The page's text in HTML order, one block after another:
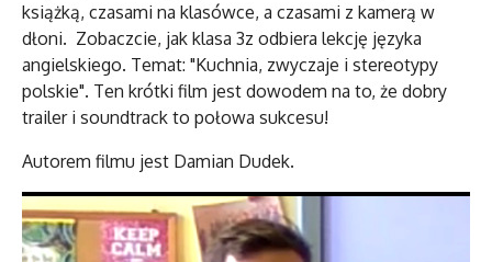
książką, czasami na klasówce, a czasami z kamerą w
dłoni. Zobaczcie, jak klasa 3z odbiera lekcję języka
angielskiego. Temat: "Kuchnia, zwyczaje i stereotypy
polskie". Ten krótki film jest dowodem na to, że dobry
trailer i soundtrack to połowa sukcesu!
Autorem filmu jest Damian Dudek.